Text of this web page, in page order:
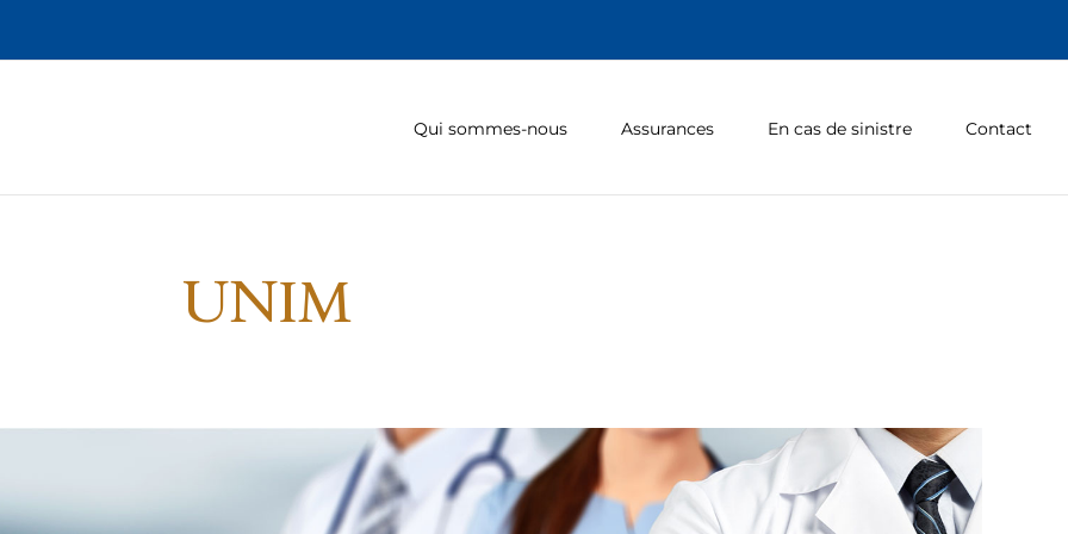
Qui sommes-nous Assurances En cas de sinistre Contact
UNIM